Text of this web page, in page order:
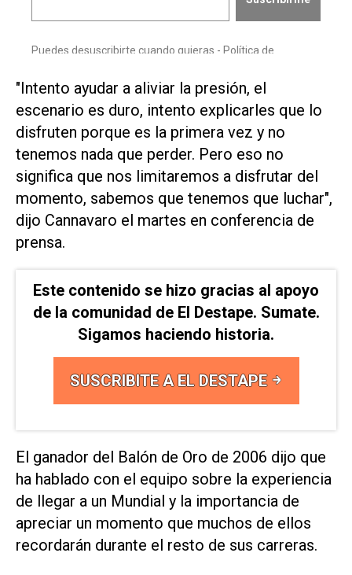
"Intento ayudar a aliviar la presión, el
escenario es ‌duro, intento explicarles que lo
disfruten porque es la ⁠primera vez y no
tenemos nada ⁠que perder. Pero eso no
significa que nos limitaremos a disfrutar del
momento, sabemos que tenemos que luchar",
dijo Cannavaro el martes en ⁠conferencia de
prensa.
Este contenido se hizo gracias al apoyo
de la comunidad de El Destape. Sumate.
Sigamos haciendo historia.
SUSCRIBITE A EL DESTAPE
El ganador del Balón de Oro de ​2006 dijo que
ha hablado con el equipo ‌sobre la experiencia
de llegar ‌a un Mundial y la importancia de
apreciar un momento ⁠que muchos de ellos
recordarán durante el resto de sus carreras.